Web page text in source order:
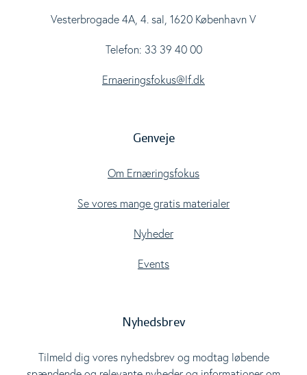
Vesterbrogade 4A, 4. sal, 1620 København V
Telefon: 33 39 40 00
Ernaeringsfokus@lf.dk
Genveje
Om Ernæringsfokus
Se vores mange gratis materialer
Nyheder
Events
Nyhedsbrev
Tilmeld dig vores nyhedsbrev og modtag løbende